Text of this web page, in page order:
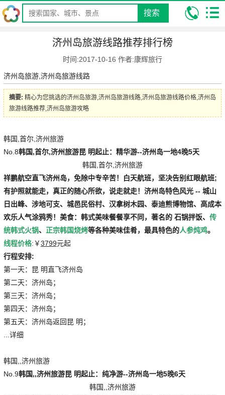
搜索
济州岛旅游线路推荐排行榜
时间:2017-10-16 作者:康辉旅行
济州岛旅游,济州岛旅游线路
摘要: 精心为您挑选的济州岛旅游,济州岛旅游线路,济州岛旅游线路价格,济州岛
旅游线路推荐,济州岛旅游攻略
韩国,首尔,济州旅游
No.8韩国,首尔,济州旅游昆 明起止：精华游--济州岛一地4晚5天
韩国,首尔,济州旅游
祥鹏航空直飞济州岛，免除中专辛苦！白天航班，坚决告别红眼航班;
有护照就能走，真正的随心所欲，说走就走！济州岛特色风光 -- 城山
日出峰、涉地可支、城邑民俗村、汉拿树木园、泰迪熊博物馆、高成本
欢乐人气涂鸦秀！美食：韩式美味餐餐享不同，著名的石锅拌饭、 传
统韩式火锅、 正宗韩国烧烤等各种美味佳肴，最具特色的人参炖鸡。
线程价格:￥3799元起
行程安排:
第一天：昆 明直飞济州岛
第二天：济州岛；
第三天：济州岛；
第四天：济州岛；
第五天：济州岛返回昆 明；
...详细
韩国,,济州旅游
No.9韩国,,济州旅游昆 明起止：纯净游--济州岛一地5晚6天
韩国,,济州旅游